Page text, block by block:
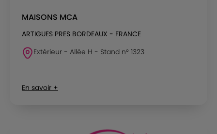
MAISONS MCA
ARTIGUES PRES BORDEAUX - FRANCE
Extérieur - Allée H - Stand n° 1323
En savoir +